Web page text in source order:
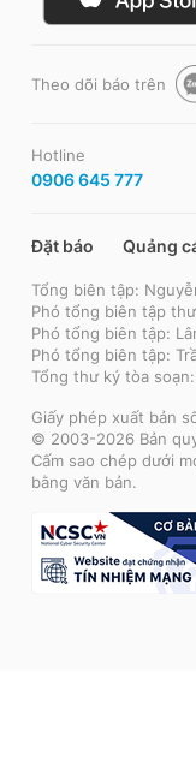
Theo dõi báo trên
Hotline
0906 645 777
Đặt báo Quảng
Tổng biên tập:
Phó tổng biên tập
Phó tổng biên tập:
Phó tổng biên tập:
Tổng thư ký tòa
Giấy phép xuất bản
© 2003-2026 Bản
Cấm sao chép dưới
bằng văn bản.